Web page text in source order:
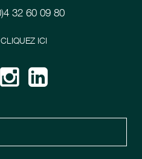
32 60 09 80
ICI